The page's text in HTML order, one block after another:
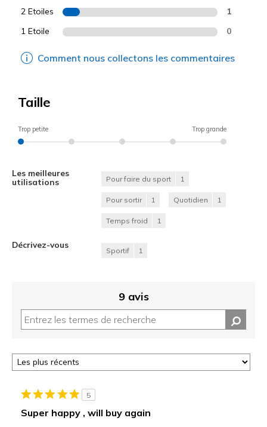
2 Etoiles 1
1 Etoile 0
Comment nous collectons les commentaires
Taille
Trop petite Trop grande
Les meilleures
utilisations
Pour faire du sport 1
Pour sortir 1 Quotidien 1
Temps froid 1
Décrivez-vous
Sportif 1
9 avis
5
Super happy , will buy again